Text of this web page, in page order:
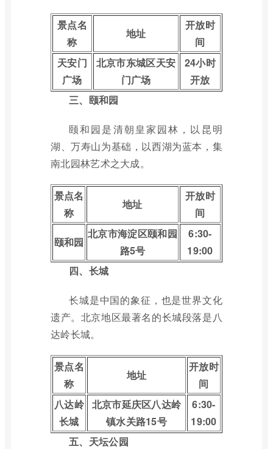
景点名
称
地址
开放时
间
天安门
广场
北京市东城区天安
门广场
24小时
开放
三、颐和园
颐和园是清朝皇家园林，以昆明
湖、万寿山为基础，以西湖为蓝本，集
南北园林艺术之大成。
景点名
称
地址
开放时
间
颐和园
北京市海淀区颐和园
路5号
6:30-
19:00
四、长城
长城是中国的象征，也是世界文化
遗产。北京地区最著名的长城段落是八
达岭长城。
景点名
称
地址
开放时
间
八达岭
长城
北京市延庆区八达岭
镇水关路15号
6:30-
19:00
五、天坛公园